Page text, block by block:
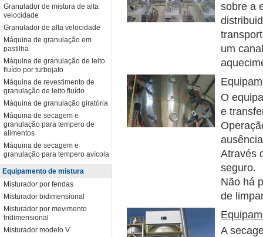
Granulador de mistura de alta
velocidade
Granulador de alta velocidade
Máquina de granulação em
pastilha
Máquina de granulação de leito
fluído por turbojato
Máquina de revestimento de
granulação de leito fluído
Máquina de granulação giratória
Máquina de secagem e
granulação para tempero de
alimentos
Máquina de secagem e
granulação para tempero avícola
Equipamento de mistura
Misturador por fendas
Misturador bidimensional
Misturador por movimento
tridimensional
Misturador modelo V
sobre a
um
O
e
Através
seguro.
Não há
de
A